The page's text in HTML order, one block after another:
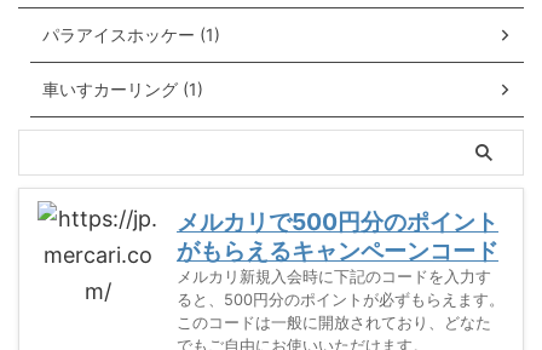
パラアイスホッケー (1)
車いすカーリング (1)
メルカリで500円分のポイント
がもらえるキャンペーンコード
メルカリ新規入会時に下記のコードを入力す
ると、500円分のポイントが必ずもらえます。
このコードは一般に開放されており、どなた
でもご自由にお使いいただけます。